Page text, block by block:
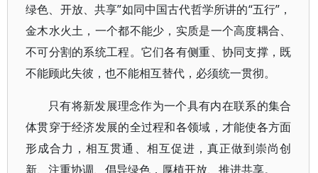
绿色、开放、共享”如同中国古代哲学所讲的“五行”，
金木水火土，一个都不能少，实质是一个高度耦合、
不可分割的系统工程。它们各有侧重、协同支撑，既
不能顾此失彼，也不能相互替代，必须统一贯彻。
只有将新发展理念作为一个具有内在联系的集合
体贯穿于经济发展的全过程和各领域，才能使各方面
形成合力，相互贯通、相互促进，真正做到崇尚创
新、注重协调、倡导绿色，厚植开放、推进共享。